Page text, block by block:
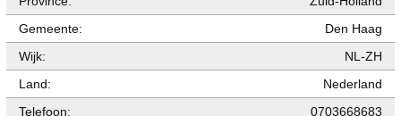
Gemeente:
Den Haag
Wijk:
NL-ZH
Land:
Nederland
Telefoon:
0703668683